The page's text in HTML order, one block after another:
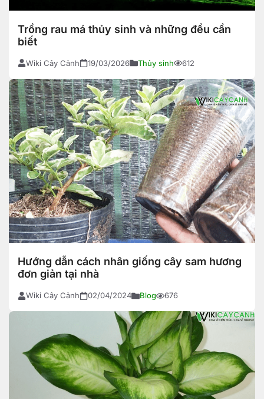
Trồng rau má thủy sinh và những đều cần
biết
Wiki Cây Cảnh 19/03/2026 Thủy sinh 612
Hướng dẫn cách nhân giống cây sam hương
đơn giản tại nhà
Wiki Cây Cảnh 02/04/2024 Blog 676